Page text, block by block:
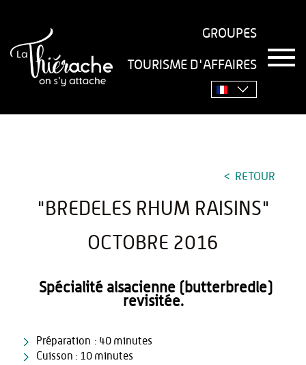
GROUPES
TOURISME D'AFFAIRES
T
o
Accueil› Séjourner Recettes›
RETOUR
"BREDELES RHUM RAISINS"
OCTOBRE 2016
Spécialité alsacienne (butterbredle)
revisitée.
Préparation : 40 minutes
Cuisson : 10 minutes